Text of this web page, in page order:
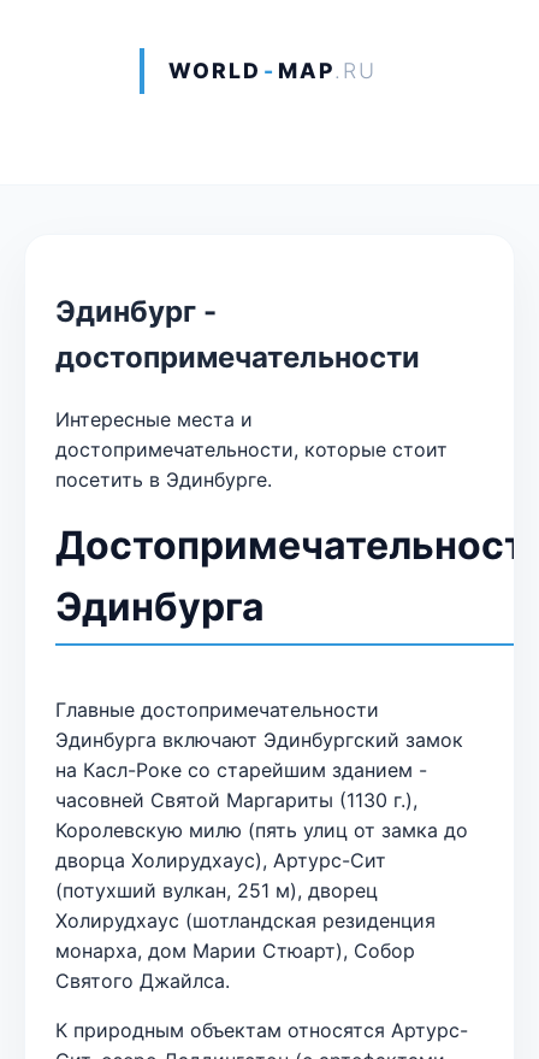
WORLD - MAP.RU
Эдинбург -
достопримечательности
Интересные места и
достопримечательности, которые стоит
посетить в Эдинбурге.
Эдинбурга
Главные достопримечательности
Эдинбурга включают Эдинбургский замок
на Касл-Роке со старейшим зданием -
часовней Святой Маргариты (1130 г.),
Королевскую милю (пять улиц от замка до
дворца Холирудхаус), Артурс-Сит
(потухший вулкан, 251 м), дворец
Холирудхаус (шотландская резиденция
монарха, дом Марии Стюарт), Собор
Святого Джайлса.
К природным объектам относятся Артурс-